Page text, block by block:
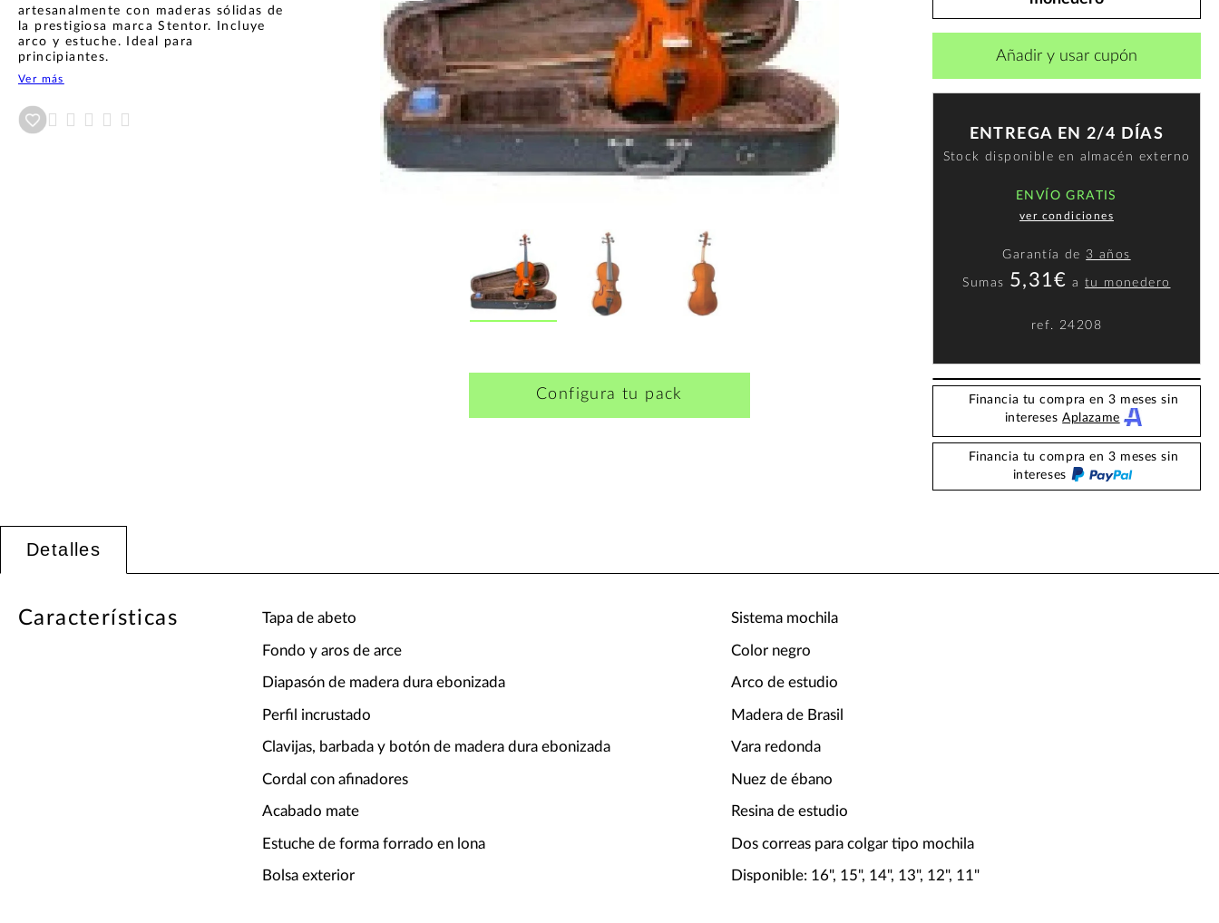
artesanalmente con maderas sólidas de
la prestigiosa marca Stentor. Incluye
arco y estuche. Ideal para
principiantes.
Ver más
Configura tu pack
Añadir y usar cupón
ENTREGA EN 2/4 DÍAS
Stock disponible en almacén externo
ENVÍO GRATIS
ver condiciones
Garantía de 3 años
Sumas 5,31€ atu monedero
ref. 24208
Financia tu compra en 3 meses sin
interesesAplazame
Financia tu compra en 3 meses sin
intereses
Detalles
Características Tapa de abeto
Fondo y aros de arce
Diapasón de madera dura ebonizada
Perfil incrustado
Clavijas, barbada y botón de madera dura ebonizada
Cordal con afinadores
Acabado mate
Estuche de forma forrado en lona
Bolsa exterior
Sistema mochila
Color negro
Arco de estudio
Madera de Brasil
Vara redonda
Nuez de ébano
Resina de estudio
Dos correas para colgar tipo mochila
Disponible: 16", 15", 14", 13", 12", 11"